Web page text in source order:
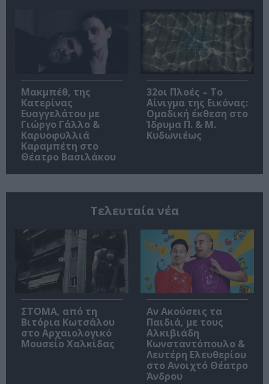
Μακμπέθ, της
Κατερίνας
Ευαγγελάτου με
Γιώργο Γάλλο &
Καρυοφυλλιά
Καραμπέτη στο
Θέατρο Βασιλάκου
32οι Πλοές – Το
Αίνιγμα της Εικόνας:
Ομαδική έκθεση στο
Ίδρυμα Π. & Μ.
Κυδωνιέως
Τελευταία νέα
ΣΤΟΜΑ, από τη
Βιτόρια Κωτσάλου
στο Αρχαιολογικό
Μουσείο Χαλκίδας
Αν Ακούσεις τα
Παιδιά, με τους
Αλκιβιάδη
Κωνσταντόπουλο &
Λευτέρη Ελευθερίου
στο Ανοιχτό Θέατρο
Άνδρου